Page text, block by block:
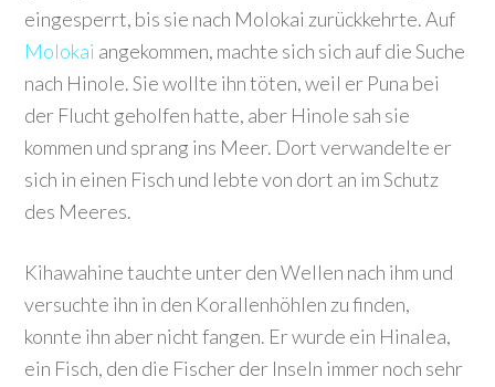
eingesperrt, bis sie nach Molokai zurückkehrte. Auf
Molokai angekommen, machte sich sich auf die Suche
nach Hinole. Sie wollte ihn töten, weil er Puna bei
der Flucht geholfen hatte, aber Hinole sah sie
kommen und sprang ins Meer. Dort verwandelte er
sich in einen Fisch und lebte von dort an im Schutz
des Meeres.
Kihawahine tauchte unter den Wellen nach ihm und
versuchte ihn in den Korallenhöhlen zu finden,
konnte ihn aber nicht fangen. Er wurde ein Hinalea,
ein Fisch, den die Fischer der Inseln immer noch sehr